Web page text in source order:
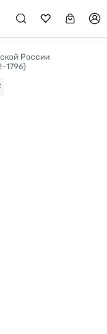
России
1796)